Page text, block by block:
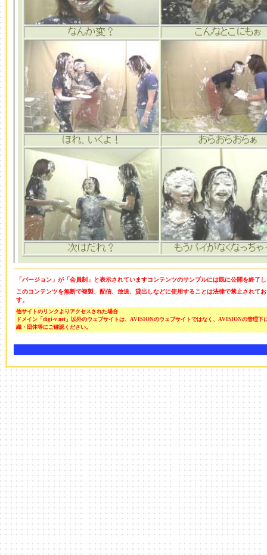
「バージョン」が「会員制」と表示されていますコンテンツのサンプルには既に公開を終了
このコンテンツを無断で複製、配信、放送、貸出しなどに使用することは法律で禁止されて
す。
他サイトのリンクよりアクセスされた場合
ドメイン「digi-v.net」以外のウェブサイトは、AVISIONのウェブサイトではなく、AVISIONの管理下
織・団体等にご確認ください。